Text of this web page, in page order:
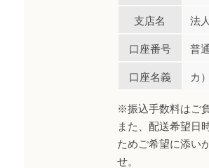
支店名 法
口座番号 普
口座名義 カ
※振込手数料はご
また、配送希望日
ためご希望に添い
せ。